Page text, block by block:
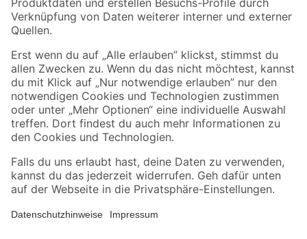
Sicher einkaufen
Jetzt die toom-App herunterladen
Alle Preisangaben in EUR inkl. gesetzl. MwSt.. Die dargestellten Angebote sind unter
Umständen nicht in allen Märkten verfügbar. Die angegebenen Verfügbarkeiten beziehen
Produkte nur solange der Vorrat reicht.
*Paketversand ab 59 € versandkostenfrei, gilt nicht für Artikel mit Speditionsversand, hier